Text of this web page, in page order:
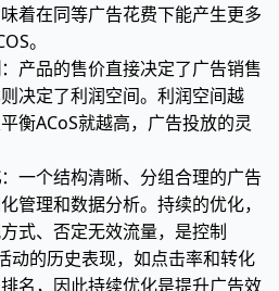
着在同等广告花费下能产生更多
。
：产品的售价直接决定了广告销售
决定了利润空间。利润空间越
衡ACoS就越高，广告投放的灵
：一个结构清晰、分组合理的广告
管理和数据分析。持续的优化，
式、否定无效流量，是控制
动的历史表现，如点击率和转化
名，因此持续优化是提升广告效